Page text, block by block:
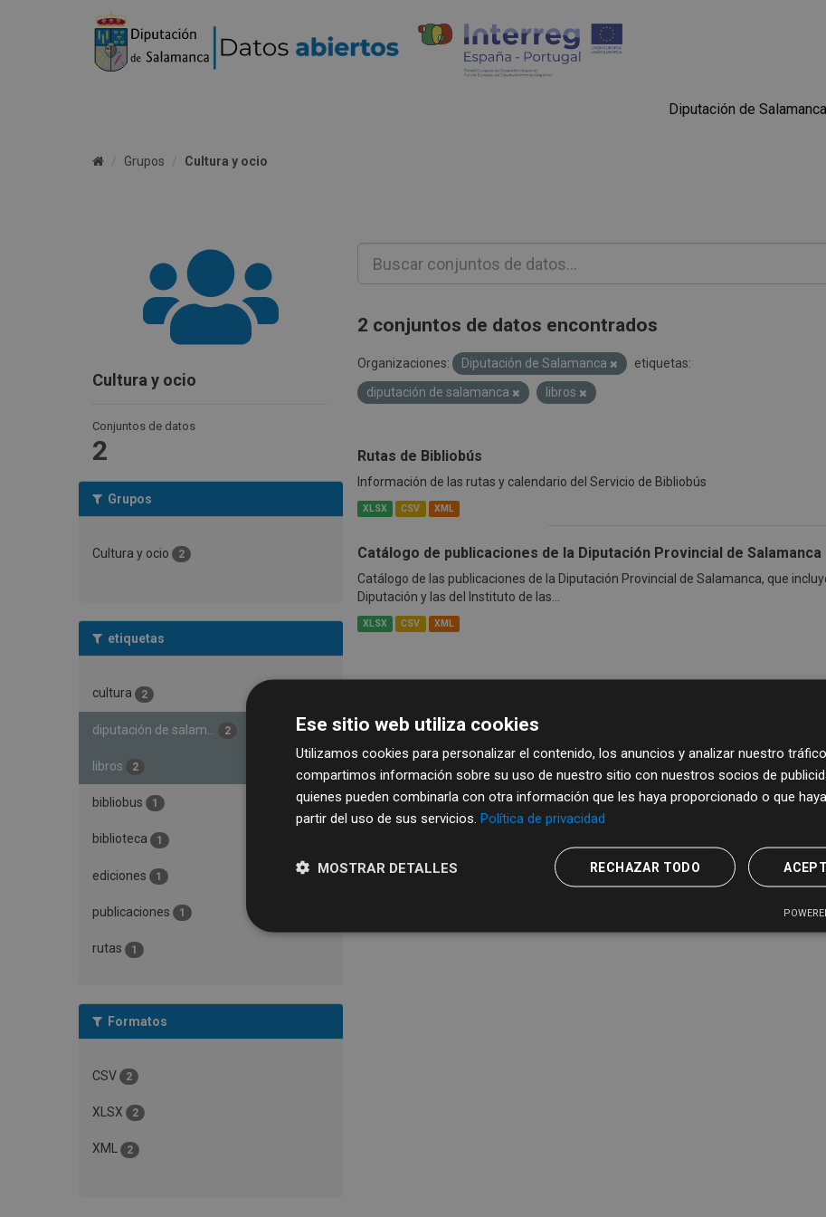
Diputación de Salamanca
Grupos Cultura y ocio
Cultura y ocio
Conjuntos de datos
2
Grupos
Cultura y ocio 2
etiquetas
cultura 2
diputación de salam... 2
libros 2
bibliobus 1
biblioteca 1
ediciones 1
publicaciones 1
rutas 1
Formatos
CSV 2
XLSX 2
XML 2
2 conjuntos de datos encontrados
Organizaciones: Diputación de Salamanca
etiquetas:
diputación de salamanca
libros
Rutas de Bibliobús
Información de las rutas y calendario del Servicio de Bibliobús
XLSX CSV XML
Catálogo de publicaciones de la Diputación Provincial de Salamanca
Catálogo de las publicaciones de la Diputación Provincial de Salamanca, que
Diputación y las del Instituto de las...
XLSX CSV XML
Ese sitio web utiliza cookies
Utilizamos cookies para personalizar el contenido, los anuncios y analizar nuestro
compartimos información sobre su uso de nuestro sitio con nuestros socios de
quienes pueden combinarla con otra información que les haya proporcionado o que
partir del uso de sus servicios. Política de privacidad
RECHAZAR TODO
MOSTRAR DETALLES